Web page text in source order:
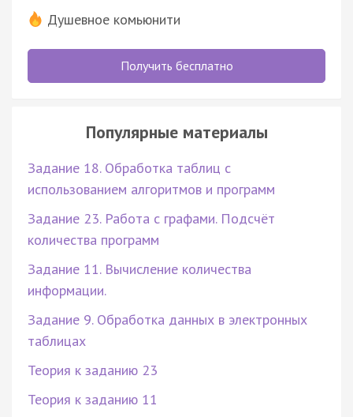
Душевное комьюнити
Получить бесплатно
Популярные материалы
Задание 18. Обработка таблиц с
использованием алгоритмов и программ
Задание 23. Работа с графами. Подсчёт
количества программ
Задание 11. Вычисление количества
информации.
Задание 9. Обработка данных в электронных
таблицах
Теория к заданию 23
Теория к заданию 11